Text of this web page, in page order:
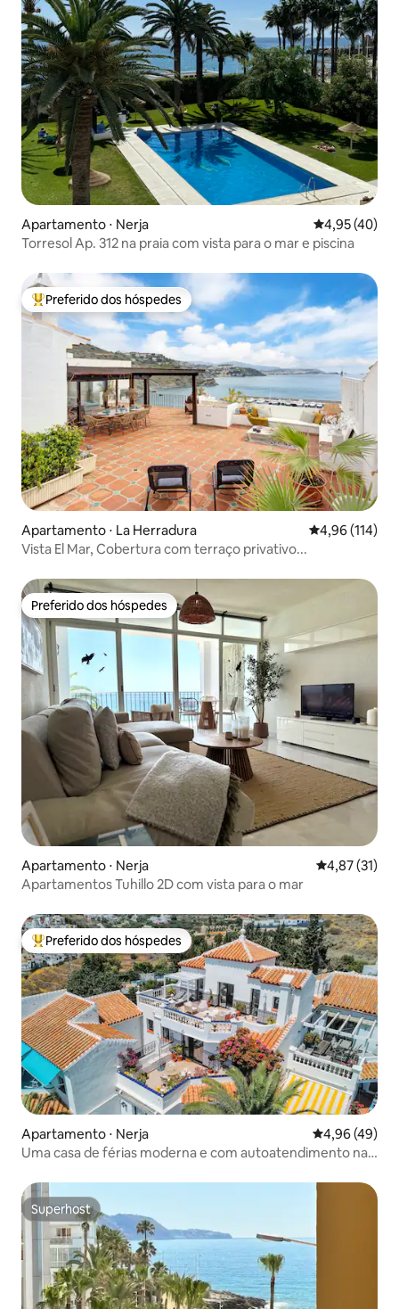
Apartamento ⋅ Nerja 4,95 de uma
4,95 (40)
Torresol Ap. 312 na praia com vista para o mar e piscina
Entre os melhores preferidos dos hóspedes
Preferido dos hóspedes
Apartamento ⋅ La Herradura 4,96 de uma
4,96 (114)
Vista El Mar, Cobertura com terraço privativo...
Preferido dos hóspedes
Preferido dos hóspedes
Apartamento ⋅ Nerja 4,87 de uma
4,87 (31)
Apartamentos Tuhillo 2D com vista para o mar
Entre os melhores preferidos dos hóspedes
Preferido dos hóspedes
Apartamento ⋅ Nerja 4,96 de uma
4,96 (49)
Uma casa de férias moderna e com autoatendimento na
Superhost
Superhost